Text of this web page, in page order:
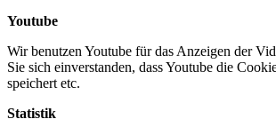
Youtube
Wir benutzen Youtube für das Anzeigen der
Sie sich einverstanden, dass Youtube die
speichert etc.
Statistik